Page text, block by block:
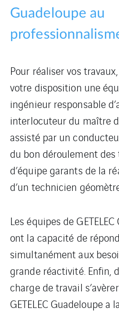
Guadeloupe au
Pour réaliser vos
votre disposition une
ingénieur responsable
interlocuteur du maître
assisté par un
du bon déroulement des
d’équipe garants de la
d’un technicien
Les équipes de
ont la capacité de
simultanément aux
grande réactivité. Enfin,
charge de travail
GETELEC Guadeloupe a